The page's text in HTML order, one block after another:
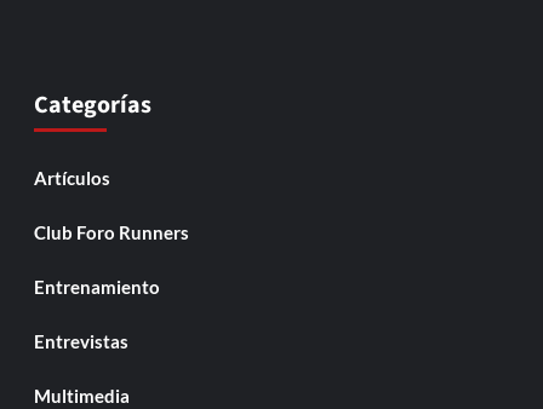
Categorías
Artículos
Club Foro Runners
Entrenamiento
Entrevistas
Multimedia